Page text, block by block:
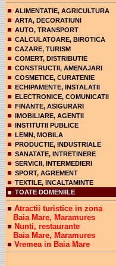
ALIMENTATIE, AGRICULTURA
ARTA, DECORATIUNI
AUTO, TRANSPORT
CALCULATOARE, BIROTICA
CAZARE, TURISM
COMERT, DISTRIBUTIE
CONSTRUCTII, AMENAJARI
COSMETICE, CURATENIE
ECHIPAMENTE, INSTALATII
ELECTRONICE, COMUNICATII
FINANTE, ASIGURARI
IMOBILIARE, AGENTII
INSTITUTII PUBLICE
LEMN, MOBILA
PRODUCTIE, INDUSTRIALE
SANATATE, INTRETINERE
SERVICII, INTERMEDIERI
SPORT, AGREMENT
TEXTILE, INCALTAMINTE
TOATE DOMENIILE
Atractii turistice in zona
Baia Mare, Maramures
Nunti, restaurante
Baia Mare, Maramures
Vremea in Baia Mare